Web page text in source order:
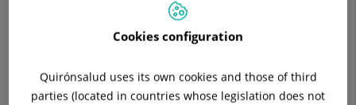
detalle para ir explicando todo lo que se está realizando en
los centros de la territorial Barcelona-Vallès.
Cookies configuration
Quirónsalud uses its own cookies and those of third
parties (located in countries whose legislation does not